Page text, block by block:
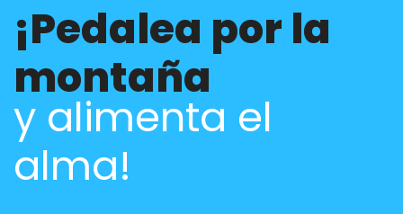
¡Pedalea por la
montaña
y alimenta el
alma!